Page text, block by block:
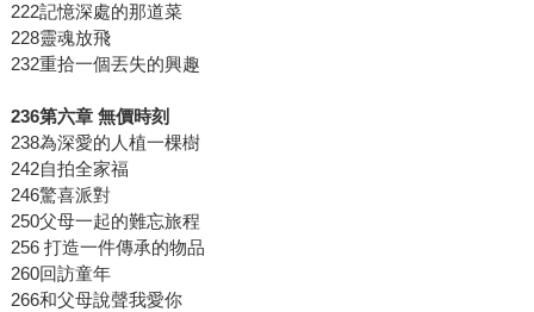
222記憶深處的那道菜
228靈魂放飛
232重拾一個丟失的興趣
236第六章 無價時刻
238為深愛的人植一棵樹
242自拍全家福
246驚喜派對
250父母一起的難忘旅程
256 打造一件傳承的物品
260回訪童年
266和父母說聲我愛你